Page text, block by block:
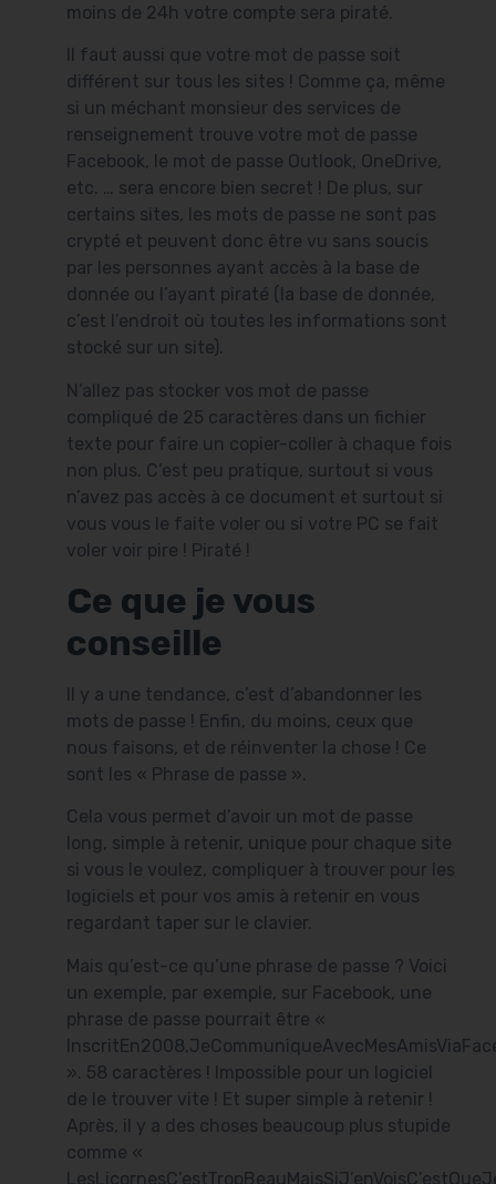
moins de 24h votre compte sera piraté.
Il faut aussi que votre mot de passe soit
différent sur tous les sites ! Comme ça, même
si un méchant monsieur des services de
renseignement trouve votre mot de passe
Facebook, le mot de passe Outlook, OneDrive,
etc. … sera encore bien secret ! De plus, sur
certains sites, les mots de passe ne sont pas
crypté et peuvent donc être vu sans soucis
par les personnes ayant accès à la base de
donnée ou l’ayant piraté (la base de donnée,
c’est l’endroit où toutes les informations sont
stocké sur un site).
N’allez pas stocker vos mot de passe
compliqué de 25 caractères dans un fichier
texte pour faire un copier-coller à chaque fois
non plus. C’est peu pratique, surtout si vous
n’avez pas accès à ce document et surtout si
vous vous le faite voler ou si votre PC se fait
voler voir pire ! Piraté !
Ce que je vous
conseille
Il y a une tendance, c’est d’abandonner les
mots de passe ! Enfin, du moins, ceux que
nous faisons, et de réinventer la chose ! Ce
sont les « Phrase de passe ».
Cela vous permet d’avoir un mot de passe
long, simple à retenir, unique pour chaque site
si vous le voulez, compliquer à trouver pour les
logiciels et pour vos amis à retenir en vous
regardant taper sur le clavier.
Mais qu’est-ce qu’une phrase de passe ? Voici
un exemple, par exemple, sur Facebook, une
phrase de passe pourrait être «
». 58 caractères ! Impossible pour un logiciel
de le trouver vite ! Et super simple à retenir !
Après, il y a des choses beaucoup plus stupide
comme «